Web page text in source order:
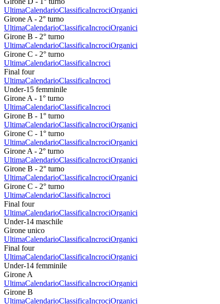
UltimaCalendarioClassificaIncrociOrganici
Girone A - 2° turno
UltimaCalendarioClassificaIncrociOrganici
Girone B - 2° turno
UltimaCalendarioClassificaIncrociOrganici
Girone C - 2° turno
UltimaCalendarioClassificaIncroci
Final four
UltimaCalendarioClassificaIncroci
Under-15 femminile
Girone A - 1° turno
UltimaCalendarioClassificaIncroci
Girone B - 1° turno
UltimaCalendarioClassificaIncrociOrganici
Girone C - 1° turno
UltimaCalendarioClassificaIncrociOrganici
Girone A - 2° turno
UltimaCalendarioClassificaIncrociOrganici
Girone B - 2° turno
UltimaCalendarioClassificaIncrociOrganici
Girone C - 2° turno
UltimaCalendarioClassificaIncroci
Final four
UltimaCalendarioClassificaIncrociOrganici
Under-14 maschile
Girone unico
UltimaCalendarioClassificaIncrociOrganici
Final four
UltimaCalendarioClassificaIncrociOrganici
Under-14 femminile
Girone A
UltimaCalendarioClassificaIncrociOrganici
Girone B
UltimaCalendarioClassificaIncrociOrganici